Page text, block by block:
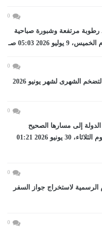
0
الخميس 9 يوليو 2026.. رطوبة مرتفعة وشبورة صباحية
2026 05:03 صـ
0
0
أعادت الدولة إلى مسارها الصحيح
ورسخت دعائم الاستقرار...اليوم الثلاثاء، 30 يونيو 2026 01:21
0
الرسمية لاستخراج جواز السفر
0